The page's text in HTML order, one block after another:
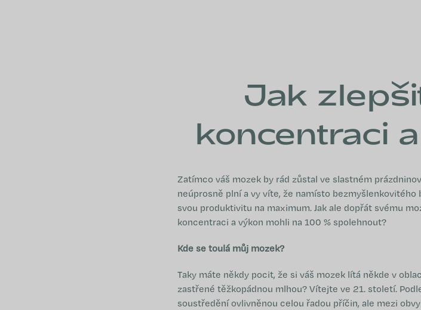
Jak
koncentraci
Zatímco váš mozek by rád zůstal ve slastném
neúprosně plní a vy víte, že namísto
svou produktivitu na maximum. Jak ale dopřát svému
koncentraci a výkon mohli na 100 % spolehnout?
Kde se toulá můj mozek?
Taky máte někdy pocit, že si váš mozek lítá někde v
zastřené těžkopádnou mlhou? Vítejte ve 21. století.
soustředění ovlivněnou celou řadou příčin, ale mezi